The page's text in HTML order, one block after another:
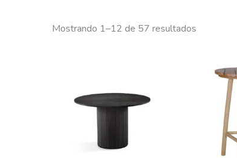
Mostrando 1–24 de 57 resultados